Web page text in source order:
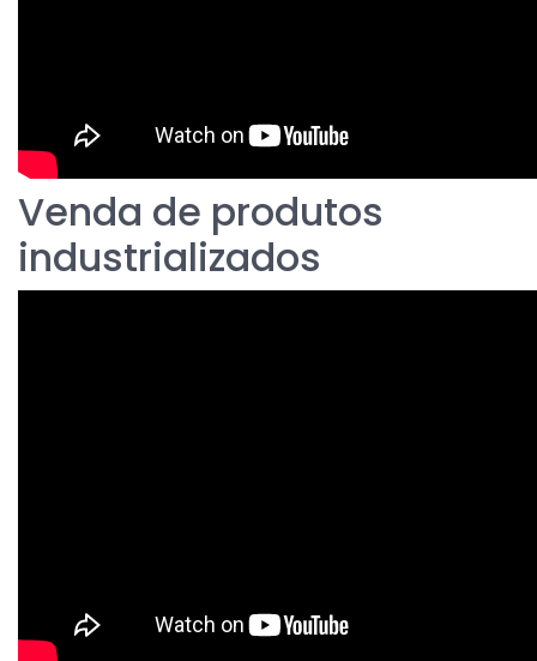
Venda de produtos
industrializados